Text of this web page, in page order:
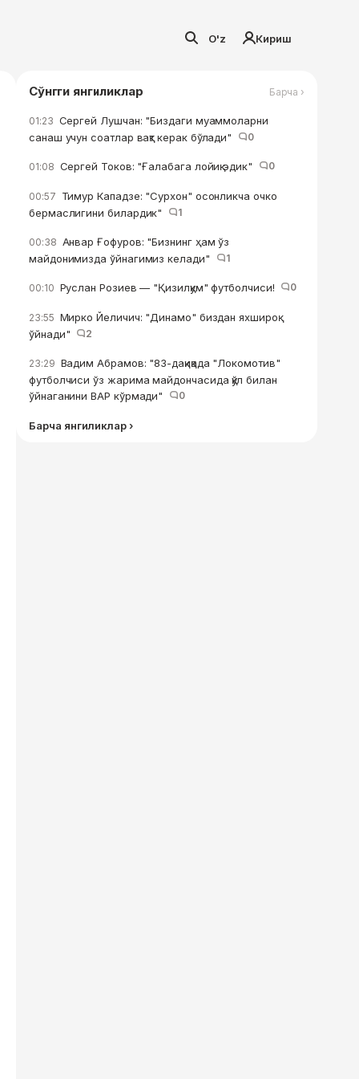
O'z Кириш
Сўнгги янгиликлар Барча ›
01:23 Сергей Лушчан: "Биздаги муаммоларни
санаш учун соатлар вақт керак бўлади"
0
01:08 Сергей Токов: "Ғалабага лойиқ эдик" 0
00:57 Тимур Кападзе: "Сурхон" осонликча очко
бермаслигини билардик"
1
00:38 Анвар Ғофуров: "Бизнинг ҳам ўз
майдонимизда ўйнагимиз келади"
1
00:10 Руслан Розиев — "Қизилқум" футболчиси! 0
23:55 Мирко Йеличич: "Динамо" биздан яхшироқ
ўйнади"
2
23:29 Вадим Абрамов: "83-дақиқада "Локомотив"
футболчиси ўз жарима майдончасида қўл билан
ўйнаганини ВАР кўрмади"
0
Барча янгиликлар ›